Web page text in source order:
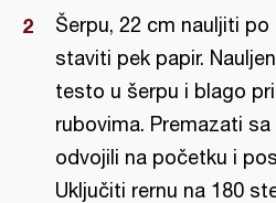
Šerpu, 22 cm nauljiti
staviti pek papir.
testo u šerpu i blago
rubovima. Premazati
odvojili na početku i
Uključiti rernu na 180